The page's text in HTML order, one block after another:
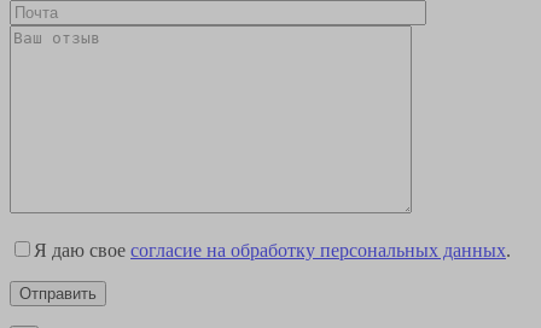
Я даю свое согласие на обработку персональных данных.